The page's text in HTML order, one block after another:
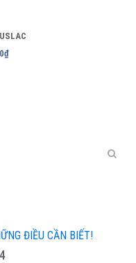
₫
ĐIỀU CẦN BIẾT!